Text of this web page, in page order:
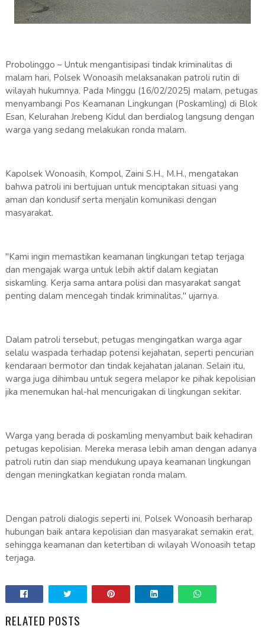
Probolinggo – Untuk mengantisipasi tindak kriminalitas di
malam hari, Polsek Wonoasih melaksanakan patroli rutin di
wilayah hukumnya. Pada Minggu (16/02/2025) malam, petugas
menyambangi Pos Keamanan Lingkungan (Poskamling) di Blok
Esan, Kelurahan Jrebeng Kidul dan berdialog langsung dengan
warga yang sedang melakukan ronda malam.
Kapolsek Wonoasih, Kompol, Zaini S.H., M.H., mengatakan
bahwa patroli ini bertujuan untuk menciptakan situasi yang
aman dan kondusif serta menjalin komunikasi dengan
masyarakat.
"Kami ingin memastikan keamanan lingkungan tetap terjaga
dan mengajak warga untuk lebih aktif dalam kegiatan
siskamling. Kerja sama antara polisi dan masyarakat sangat
penting dalam mencegah tindak kriminalitas," ujarnya.
Dalam patroli tersebut, petugas mengingatkan warga agar
selalu waspada terhadap potensi kejahatan, seperti pencurian
kendaraan bermotor dan tindak kejahatan jalanan. Selain itu,
warga juga dihimbau untuk segera melapor ke pihak kepolisian
jika menemukan hal-hal mencurigakan di lingkungan sekitar.
Warga yang berada di poskamling menyambut baik kehadiran
petugas kepolisian. Mereka merasa lebih aman dengan adanya
patroli rutin dan siap mendukung upaya keamanan lingkungan
dengan meningkatkan kegiatan ronda malam.
Dengan patroli dialogis seperti ini, Polsek Wonoasih berharap
hubungan baik antara kepolisian dan masyarakat semakin erat,
sehingga keamanan dan ketertiban di wilayah Wonoasih tetap
terjaga.
RELATED POSTS